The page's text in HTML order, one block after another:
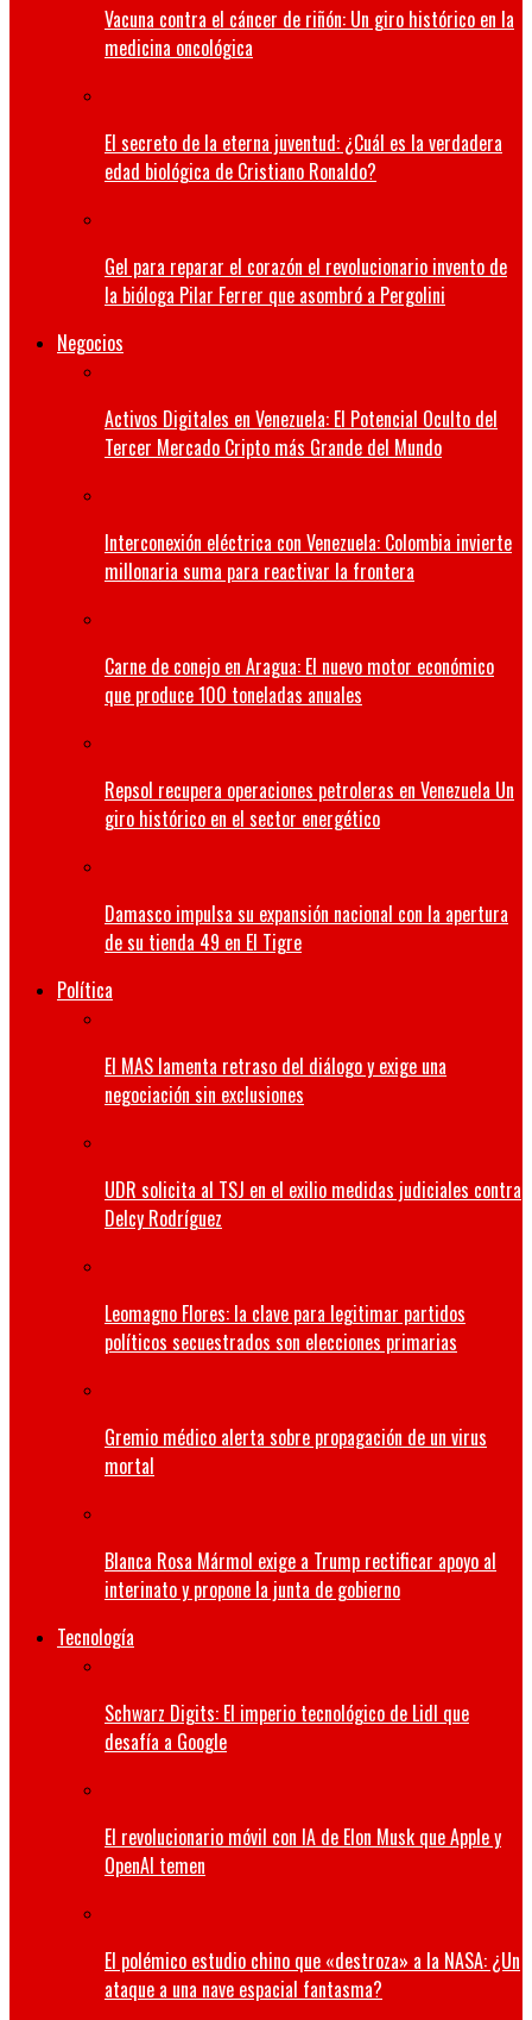
Vacuna contra el cáncer de riñón: Un giro histórico en la
medicina oncológica
El secreto de la eterna juventud: ¿Cuál es la verdadera
edad biológica de Cristiano Ronaldo?
Gel para reparar el corazón el revolucionario invento de
la bióloga Pilar Ferrer que asombró a Pergolini
Negocios
Activos Digitales en Venezuela: El Potencial Oculto del
Tercer Mercado Cripto más Grande del Mundo
Interconexión eléctrica con Venezuela: Colombia invierte
millonaria suma para reactivar la frontera
Carne de conejo en Aragua: El nuevo motor económico
que produce 100 toneladas anuales
Repsol recupera operaciones petroleras en Venezuela Un
giro histórico en el sector energético
Damasco impulsa su expansión nacional con la apertura
de su tienda 49 en El Tigre
Política
El MAS lamenta retraso del diálogo y exige una
negociación sin exclusiones
UDR solicita al TSJ en el exilio medidas judiciales contra
Delcy Rodríguez
Leomagno Flores: la clave para legitimar partidos
políticos secuestrados son elecciones primarias
Gremio médico alerta sobre propagación de un virus
mortal
Blanca Rosa Mármol exige a Trump rectificar apoyo al
interinato y propone la junta de gobierno
Tecnología
Schwarz Digits: El imperio tecnológico de Lidl que
desafía a Google
El revolucionario móvil con IA de Elon Musk que Apple y
OpenAI temen
El polémico estudio chino que «destroza» a la NASA: ¿Un
ataque a una nave espacial fantasma?